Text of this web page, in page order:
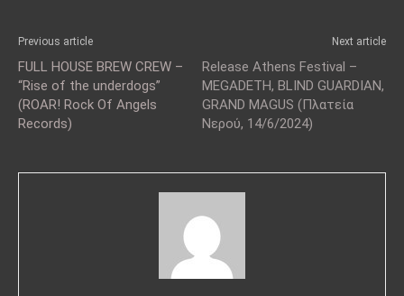
Previous article
FULL HOUSE BREW CREW –
“Rise of the underdogs”
(ROAR! Rock Of Angels
Records)
Next article
Release Athens Festival –
MEGADETH, BLIND GUARDIAN,
GRAND MAGUS (Πλατεία
Νερού, 14/6/2024)